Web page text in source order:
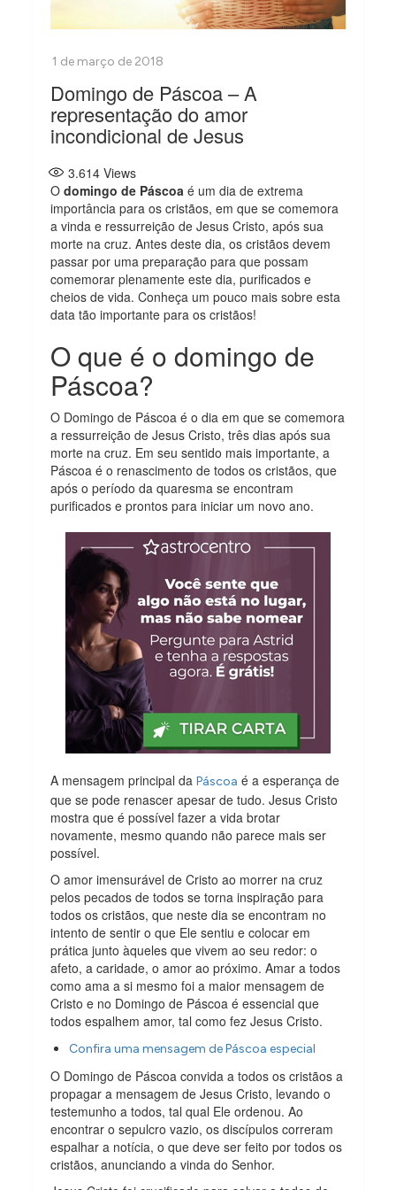
Domingo de Páscoa – A
representação do amor
incondicional de Jesus
3.614 Views
Odomingo de Páscoa é um dia de extrema
importância para os cristãos, em que se comemora
a vinda e ressurreição de Jesus Cristo, após sua
morte na cruz. Antes deste dia, os cristãos devem
passar por uma preparação para que possam
comemorar plenamente este dia, purificados e
cheios de vida. Conheça um pouco mais sobre esta
data tão importante para os cristãos!
O que é o domingo de
Páscoa?
O Domingo de Páscoa é o dia em que se comemora
a ressurreição de Jesus Cristo, três dias após sua
morte na cruz. Em seu sentido mais importante, a
Páscoa é o renascimento de todos os cristãos, que
após o período da quaresma se encontram
purificados e prontos para iniciar um novo ano.
A mensagem principal daPáscoa é a esperança de
que se pode renascer apesar de tudo. Jesus Cristo
mostra que é possível fazer a vida brotar
novamente, mesmo quando não parece mais ser
possível.
O amor imensurável de Cristo ao morrer na cruz
pelos pecados de todos se torna inspiração para
todos os cristãos, que neste dia se encontram no
intento de sentir o que Ele sentiu e colocar em
prática junto àqueles que vivem ao seu redor: o
afeto, a caridade, o amor ao próximo. Amar a todos
como ama a si mesmo foi a maior mensagem de
Cristo e no Domingo de Páscoa é essencial que
todos espalhem amor, tal como fez Jesus Cristo.
Confira uma mensagem de Páscoa especial
O Domingo de Páscoa convida a todos os cristãos a
propagar a mensagem de Jesus Cristo, levando o
testemunho a todos, tal qual Ele ordenou. Ao
encontrar o sepulcro vazio, os discípulos correram
espalhar a notícia, o que deve ser feito por todos os
cristãos, anunciando a vinda do Senhor.